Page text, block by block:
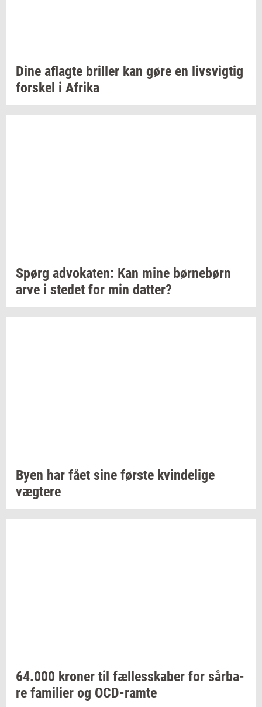
Dine af­lag­te bril­ler kan gøre en livsvig­tig
for­skel i Afri­ka
Spørg ad­vo­ka­ten: Kan mine bør­ne­børn
arve i ste­det for min dat­ter?
Byen har fået sine før­ste kvin­de­li­ge
væg­te­re
64.000 kro­ner til fæl­les­ska­ber for sår­ba­
re fa­mi­li­er og OCD-​ramte